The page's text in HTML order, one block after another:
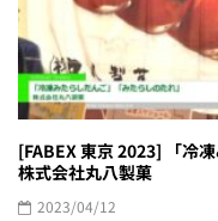
[FABEX 東京 2023] 「冷
株式会社丸八製菓
2023/04/12